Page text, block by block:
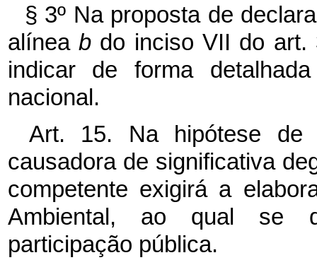
§ 3º Na proposta de
alínea b do inciso VII do art.
indicar de forma
nacional.
Art. 15. Na hipótese de
causadora de significativa
competente exigirá a
Ambiental, ao qual se
participação pública.